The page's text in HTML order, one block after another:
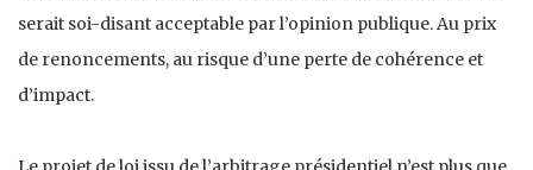
serait soi-disant acceptable par l’opinion publique. Au prix
de renoncements, au risque d’une perte de cohérence et
d’impact.